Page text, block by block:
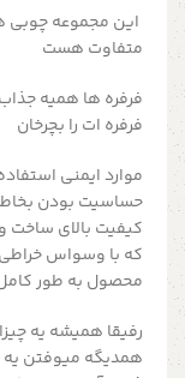
این مجموعه چوبی
متفاوت هست
فرفره ها همیه
فرفره ات را بچرخان
موارد ایمنی
حساسیت بودن
کیفیت بالای
که با وسواس
محصول به طور
رفیقا همیشه یه
همدیگه میوفتن یه